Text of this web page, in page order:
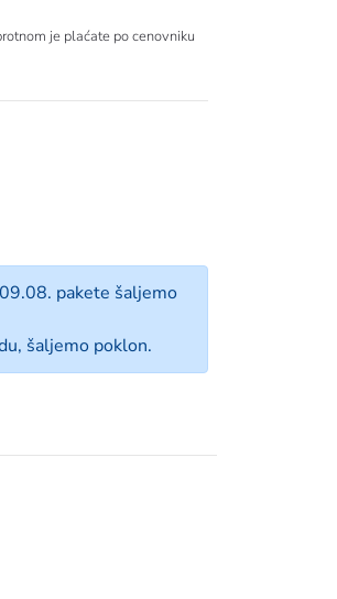
je plaćate po cenovniku
pakete šaljemo
šaljemo poklon.